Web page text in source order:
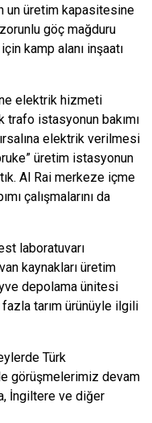
un üretim kapasitesine
göç mağduru
kamp alanı inşaatı
elektrik hizmeti
trafo istasyonun bakımı
elektrik verilmesi
üretim istasyonun
Al Rai merkeze içme
çalışmalarını da
laboratuvarı
kaynakları üretim
depolama ünitesi
fazla tarım ürünüyle ilgili
Türk
görüşmelerimiz devam
İngiltere ve diğer